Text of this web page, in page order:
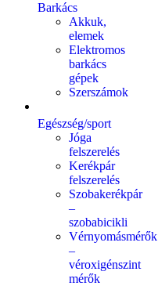
Barkács
Akkuk,
elemek
Elektromos
barkács
gépek
Szerszámok
Egészség/sport
Jóga
felszerelés
Kerékpár
felszerelés
Szobakerékpár
–
szobabicikli
Vérnyomásmérők
–
véroxigénszint
mérők